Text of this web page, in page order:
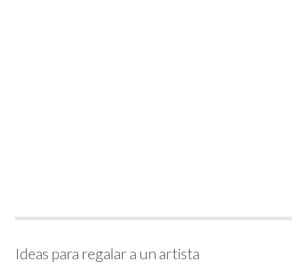
Ideas para regalar a un artista